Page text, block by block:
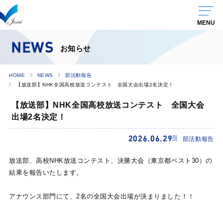
NEWS お知らせ
HOME NEWS
部活動報告
【放送部】NHK全国高校放送コンテスト 全国大会出場2名決定！
【放送部】NHK全国高校放送コンテスト 全国大会
出場2名決定！
2026.06.29 部活動報告
放送部、高校NHK放送コンテスト、決勝大会（東京都ベスト30）の
結果を報告いたします。
アナウンス部門にて、2名の全国大会出場が決まりました！！